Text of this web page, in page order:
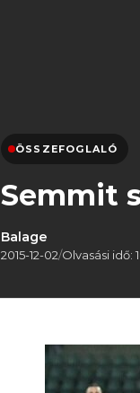
ÖSSZEFOGLALÓ
Semmit
Balage
2015-12-02/Olvasási idő: